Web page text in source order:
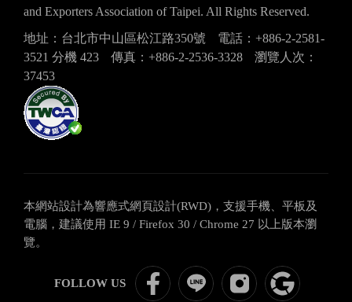
and Exporters Association of Taipei. All Rights Reserved.
地址：台北市中山區松江路350號
電話：+886-2-2581-
3521 分機 423
傳真：+886-2-2536-3328
瀏覽人次：
37453
本網站設計為響應式網頁設計(RWD)，支援手機、平板及
電腦，建議使用 IE 9 / Firefox 30 / Chrome 27 以上版本瀏
覽。
FOLLOW US
ITBS
國
ITBS
國
關
注
google
評